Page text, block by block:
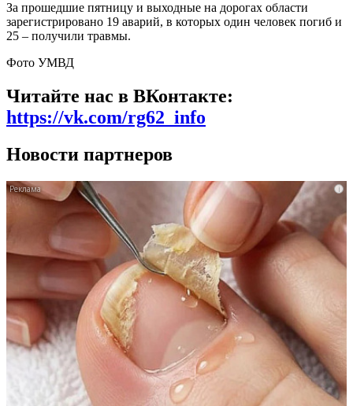
За прошедшие пятницу и выходные на дорогах области
зарегистрировано 19 аварий, в которых один человек погиб и
25 – получили травмы.
Фото УМВД
Читайте нас в ВКонтакте:
https://vk.com/rg62_info
Новости партнеров
i